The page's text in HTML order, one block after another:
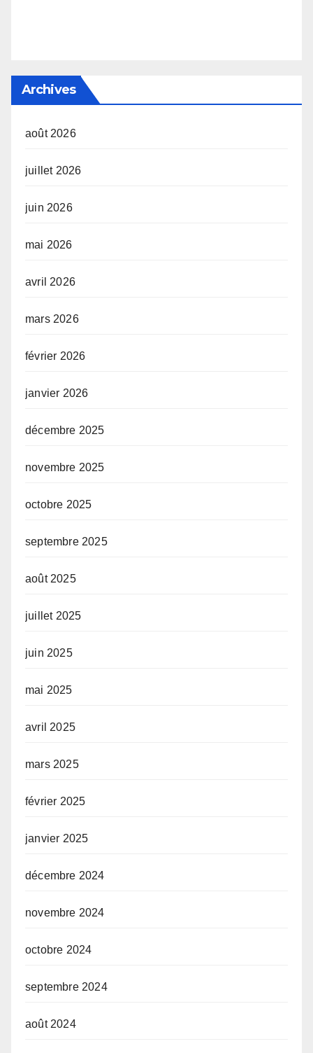
Archives
août 2026
juillet 2026
juin 2026
mai 2026
avril 2026
mars 2026
février 2026
janvier 2026
décembre 2025
novembre 2025
octobre 2025
septembre 2025
août 2025
juillet 2025
juin 2025
mai 2025
avril 2025
mars 2025
février 2025
janvier 2025
décembre 2024
novembre 2024
octobre 2024
septembre 2024
août 2024